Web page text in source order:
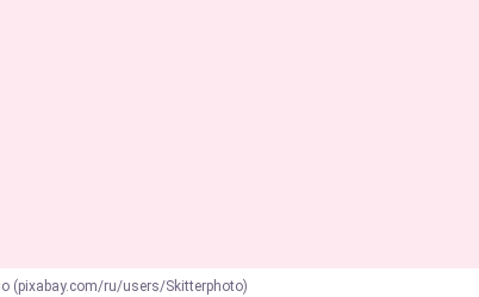
(pixabay.com/ru/users/Skitterphoto)